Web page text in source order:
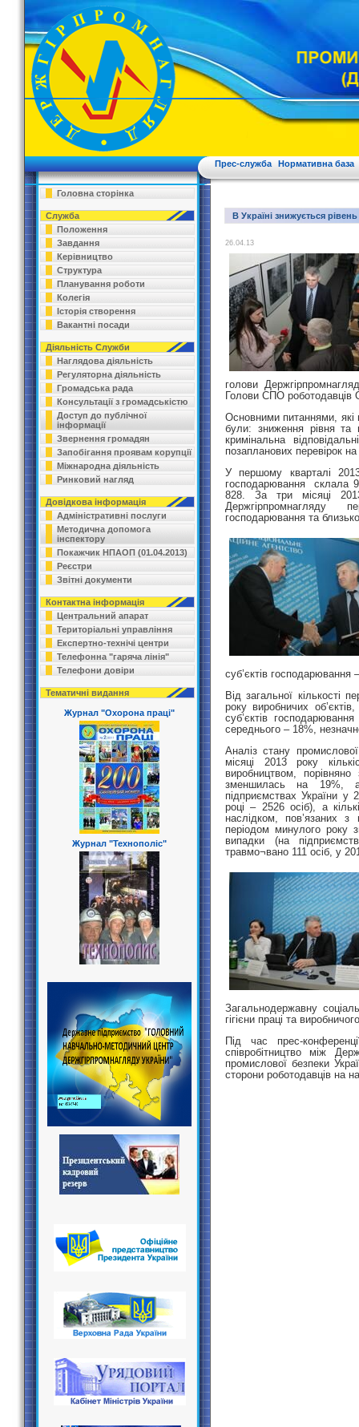
Прес-служба Нормативна база
Головна сторінка
Служба
Положення
Завдання
Керівництво
Структура
Планування роботи
Колегія
Історія створення
Вакантні посади
Діяльність Служби
Наглядова діяльність
Регуляторна діяльність
Громадська рада
Консультації з громадськістю
Доступ до публічної
інформації
Звернення громадян
Запобігання проявам корупції
Міжнародна діяльність
Ринковий нагляд
Довідкова інформація
Адміністративні послуги
Методична допомога
інспектору
Покажчик НПАОП (01.04.2013)
Реєстри
Звітні документи
Контактна інформація
Центральний апарат
Територіальні управління
Експертно-технічі центри
Телефонна "гаряча лінія"
Телефони довіри
Тематичні видання
Журнал "Охорона праці"
Журнал "Технополіс"
В Україні знижується
26.04.13
голови
Голови СПО роботодавців
Основними питаннями, які
були: зниження рівня та
кримінальна
позапланових перевірок
У першому кварталі 2013
господарювання склала
828. За три місяці
Держгірпромнагляду
господарювання та
суб’єктів господарювання
Від загальної кількості
року виробничих
суб’єктів
середнього – 18%,
Аналіз стану
місяці 2013 року
виробництвом,
зменшилась на 19%,
підприємствах України у
році – 2526 осіб), а
наслідком, пов’язаних з
періодом минулого
випадки (на
травмо¬вано 111 осіб, у
Загальнодержавну
гігієни праці та
Під час прес-
співробітництво між
промислової безпеки
сторони роботодавців на